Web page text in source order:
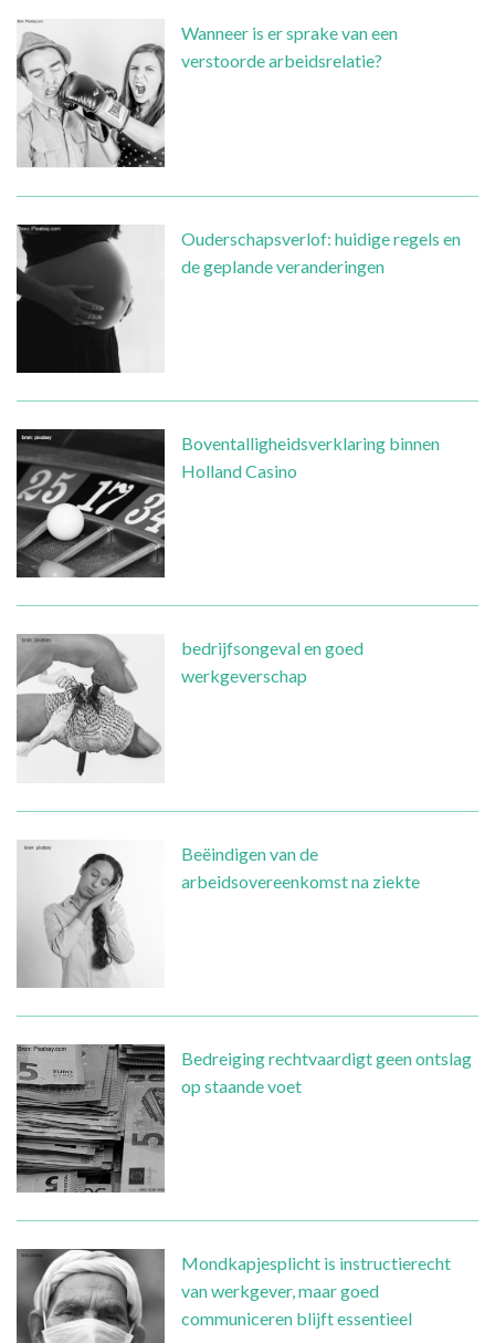
Wanneer is er sprake van een
verstoorde arbeidsrelatie?
Ouderschapsverlof: huidige regels en
de geplande veranderingen
Boventalligheidsverklaring binnen
Holland Casino
bedrijfsongeval en goed
werkgeverschap
Beëindigen van de
arbeidsovereenkomst na ziekte
Bedreiging rechtvaardigt geen ontslag
op staande voet
Mondkapjesplicht is instructierecht
van werkgever, maar goed
communiceren blijft essentieel